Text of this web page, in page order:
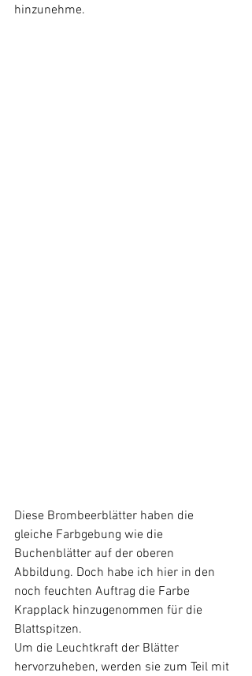
hinzunehme.
Diese Brombeerblätter haben die
gleiche Farbgebung wie die
Buchenblätter auf der oberen
Abbildung. Doch habe ich hier in den
noch feuchten Auftrag die Farbe
Krapplack hinzugenommen für die
Blattspitzen.
Um die Leuchtkraft der Blätter
hervorzuheben, werden sie zum Teil mit